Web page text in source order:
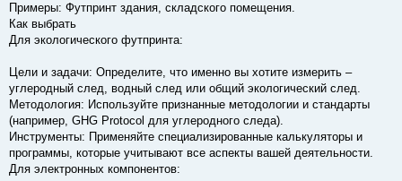
Примеры: Футпринт здания, складского помещения.
Как выбрать
Для экологического футпринта:
Цели и задачи: Определите, что именно вы хотите измерить –
углеродный след, водный след или общий экологический след.
Методология: Используйте признанные методологии и стандарты
(например, GHG Protocol для углеродного следа).
Инструменты: Применяйте специализированные калькуляторы и
программы, которые учитывают все аспекты вашей деятельности.
Для электронных компонентов: